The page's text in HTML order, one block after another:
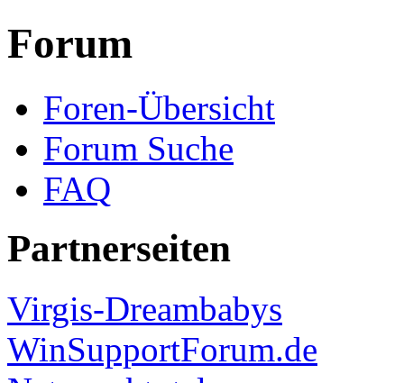
Forum
Foren-Übersicht
Forum Suche
FAQ
Partnerseiten
Virgis-Dreambabys
WinSupportForum.de